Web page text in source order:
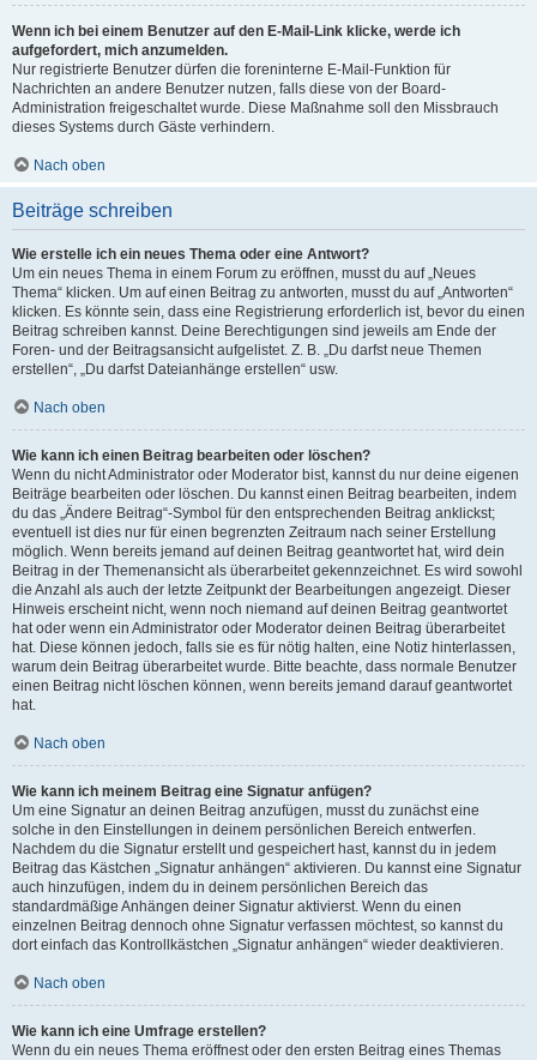
Wenn ich bei einem Benutzer auf den E-Mail-Link klicke, werde ich
aufgefordert, mich anzumelden.
Nur registrierte Benutzer dürfen die foreninterne E-Mail-Funktion für
Nachrichten an andere Benutzer nutzen, falls diese von der Board-
Administration freigeschaltet wurde. Diese Maßnahme soll den Missbrauch
dieses Systems durch Gäste verhindern.
Nach oben
Beiträge schreiben
Wie erstelle ich ein neues Thema oder eine Antwort?
Um ein neues Thema in einem Forum zu eröffnen, musst du auf „Neues
Thema“ klicken. Um auf einen Beitrag zu antworten, musst du auf „Antworten“
klicken. Es könnte sein, dass eine Registrierung erforderlich ist, bevor du einen
Beitrag schreiben kannst. Deine Berechtigungen sind jeweils am Ende der
Foren- und der Beitragsansicht aufgelistet. Z. B. „Du darfst neue Themen
erstellen“, „Du darfst Dateianhänge erstellen“ usw.
Nach oben
Wie kann ich einen Beitrag bearbeiten oder löschen?
Wenn du nicht Administrator oder Moderator bist, kannst du nur deine eigenen
Beiträge bearbeiten oder löschen. Du kannst einen Beitrag bearbeiten, indem
du das „Ändere Beitrag“-Symbol für den entsprechenden Beitrag anklickst;
eventuell ist dies nur für einen begrenzten Zeitraum nach seiner Erstellung
möglich. Wenn bereits jemand auf deinen Beitrag geantwortet hat, wird dein
Beitrag in der Themenansicht als überarbeitet gekennzeichnet. Es wird sowohl
die Anzahl als auch der letzte Zeitpunkt der Bearbeitungen angezeigt. Dieser
Hinweis erscheint nicht, wenn noch niemand auf deinen Beitrag geantwortet
hat oder wenn ein Administrator oder Moderator deinen Beitrag überarbeitet
hat. Diese können jedoch, falls sie es für nötig halten, eine Notiz hinterlassen,
warum dein Beitrag überarbeitet wurde. Bitte beachte, dass normale Benutzer
einen Beitrag nicht löschen können, wenn bereits jemand darauf geantwortet
hat.
Nach oben
Wie kann ich meinem Beitrag eine Signatur anfügen?
Um eine Signatur an deinen Beitrag anzufügen, musst du zunächst eine
solche in den Einstellungen in deinem persönlichen Bereich entwerfen.
Nachdem du die Signatur erstellt und gespeichert hast, kannst du in jedem
Beitrag das Kästchen „Signatur anhängen“ aktivieren. Du kannst eine Signatur
auch hinzufügen, indem du in deinem persönlichen Bereich das
standardmäßige Anhängen deiner Signatur aktivierst. Wenn du einen
einzelnen Beitrag dennoch ohne Signatur verfassen möchtest, so kannst du
dort einfach das Kontrollkästchen „Signatur anhängen“ wieder deaktivieren.
Nach oben
Wie kann ich eine Umfrage erstellen?
Wenn du ein neues Thema eröffnest oder den ersten Beitrag eines Themas